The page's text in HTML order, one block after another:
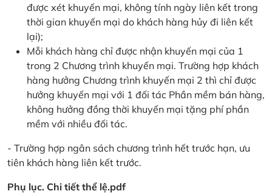
được xét khuyến mại, không tính ngày liên kết trong
thời gian khuyến mại do khách hàng hủy đi liên kết
lại);
Mỗi khách hàng chỉ được nhận khuyến mại của 1
trong 2 Chương trình khuyến mại. Trường hợp khách
hàng hưởng Chương trình khuyến mại 2 thì chỉ được
hưởng khuyến mại với 1 đối tác Phần mềm bán hàng,
không hưởng đồng thời khuyến mại tặng phí phần
mềm với nhiều đối tác.
- Trường hợp ngân sách chương trình hết trước hạn, ưu
tiên khách hàng liên kết trước.
Phụ lục. Chi tiết thể lệ.pdf